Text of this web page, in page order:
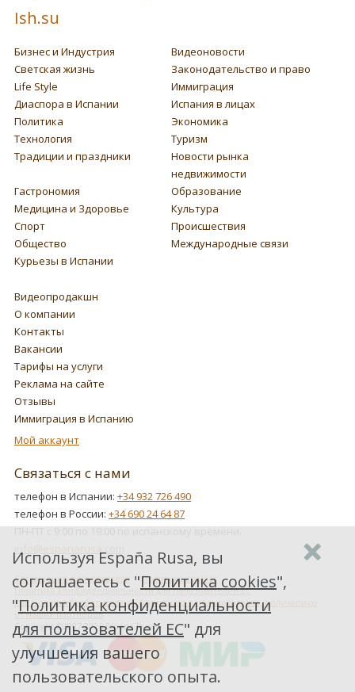
Ish.su
Бизнес и Индустрия
Видеоновости
Светская жизнь
Законодательство и право
Life Style
Иммиграция
Диаспора в Испании
Испания в лицах
Политика
Экономика
Технология
Туризм
Традиции и праздники
Новости рынка
недвижимости
Гастрономия
Образование
Медицина и Здоровье
Культура
Спорт
Происшествия
Общество
Международные связи
Курьезы в Испании
Видеопродакшн
О компании
Контакты
Вакансии
Тарифы на услуги
Реклама на сайте
Отзывы
Иммиграция в Испанию
Мой аккаунт
Связаться с нами
телефон в Испании: +34 932 726 490
телефон в России: +34 690 24 64 87
ПН-ПТ с 9:00 по 19:00 по испанскому времени.
info@espanarusa.com
Соглашение пользователя
Политика cookies
Политика конфиденциальности для пользователей ЕС
Как Google обрабатывает информацию о пользователях, получаемую
от наших партнеров
Copyright ©2007-2026 Espana Rusa
Используя España Rusa, вы
соглашаетесь с "Политика cookies",
"Политика конфиденциальности
для пользователей ЕС" для
улучшения вашего
пользовательского опыта.